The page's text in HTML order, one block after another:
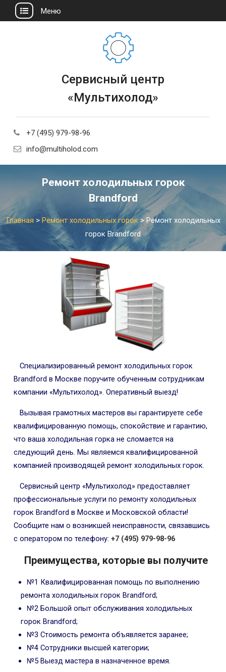
Меню
Сервисный центр
«Мультихолод»
+7 (495) 979-98-96
info@multiholod.com
Ремонт холодильных горок
Brandford
Главная > Ремонт холодильных горок> Ремонт холодильных
горок Brandford
Специализированный ремонт холодильных горок
Brandford в Москве поручите обученным сотрудникам
компании «Мультихолод». Оперативный выезд!
Вызывая грамотных мастеров вы гарантируете себе
квалифицированную помощь, спокойствие и гарантию,
что ваша холодильная горка не сломается на
следующий день. Мы являемся квалифицированной
компанией производящей ремонт холодильных горок.
Сервисный центр «Мультихолод» предоставляет
профессиональные услуги по ремонту холодильных
горок Brandford в Москве и Московской области!
Сообщите нам о возникшей неисправности, связавшись
с оператором по телефону: +7 (495) 979-98-96
Преимущества, которые вы получите
№1 Квалифицированная помощь по выполнению
ремонта холодильных горок Brandford;
№2 Большой опыт обслуживания холодильных
горок Brandford;
№3 Стоимость ремонта объявляется заранее;
№4 Сотрудники высшей категории;
№5 Выезд мастера в назначенное время.